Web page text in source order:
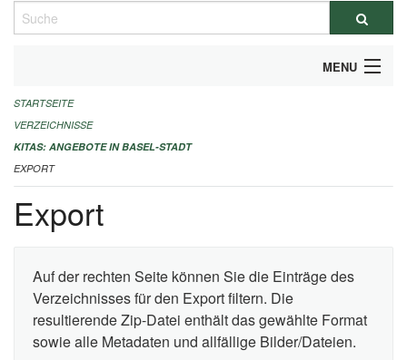
Suche
MENU
ALLGEMEINE INFORMATIONEN
IMPRESSUM
STARTSEITE
VERZEICHNISSE
KITAS: ANGEBOTE IN BASEL-STADT
EXPORT
Export
Auf der rechten Seite können Sie die Einträge des
Verzeichnisses für den Export filtern. Die
resultierende Zip-Datei enthält das gewählte Format
sowie alle Metadaten und allfällige Bilder/Dateien.